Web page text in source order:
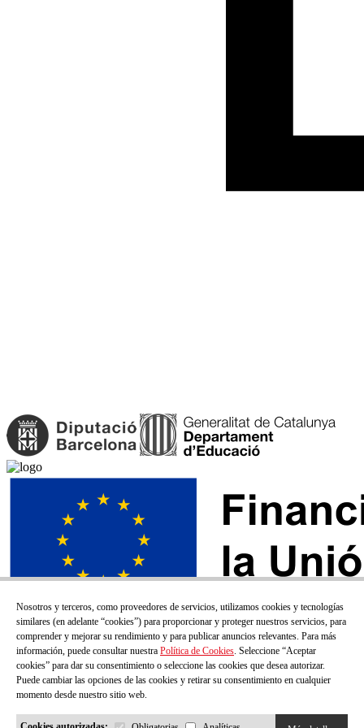
Nosotros y terceros, como proveedores de servicios, utilizamos cookies y tecnologías
similares (en adelante “cookies”) para proporcionar y proteger nuestros servicios, para
comprender y mejorar su rendimiento y para publicar anuncios relevantes. Para más
información, puede consultar nuestra Política de Cookies. Seleccione “Aceptar
cookies” para dar su consentimiento o seleccione las cookies que desea autorizar.
Puede cambiar las opciones de las cookies y retirar su consentimiento en cualquier
momento desde nuestro sitio web.